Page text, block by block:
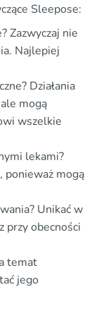
Sleepose:
Zazwyczaj nie
Najlepiej
Działania
mogą
wszelkie
lekami?
ponieważ mogą
Unikać w
przy obecności
temat
jego